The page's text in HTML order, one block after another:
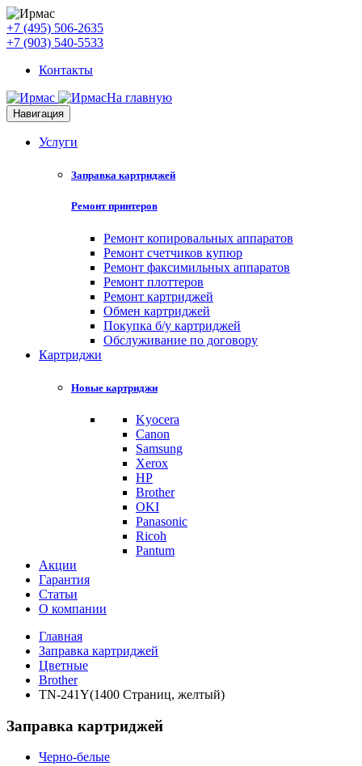
+7 (495) 506-2635
+7 (903) 540-5533
Контакты
На главную
Навигация
Услуги
Заправка картриджей
Ремонт принтеров
Ремонт копировальных аппаратов
Ремонт счетчиков купюр
Ремонт факсимильных аппаратов
Ремонт плоттеров
Ремонт картриджей
Обмен картриджей
Покупка б/у картриджей
Обслуживание по договору
Картриджи
Новые картриджи
Kyocera
Canon
Samsung
Xerox
HP
Brother
OKI
Panasonic
Ricoh
Pantum
Акции
Гарантия
Статьи
О компании
Главная
Заправка картриджей
Цветные
Brother
TN-241Y(1400 Страниц, желтый)
Заправка картриджей
Черно-белые